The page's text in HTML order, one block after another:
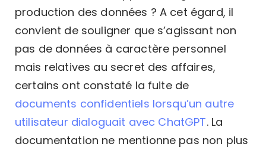
production des données ? A cet égard, il
convient de souligner que s’agissant non
pas de données à caractère personnel
mais relatives au secret des affaires,
certains ont constaté la fuite de
documents confidentiels lorsqu’un autre
utilisateur dialoguait avec ChatGPT. La
documentation ne mentionne pas non plus